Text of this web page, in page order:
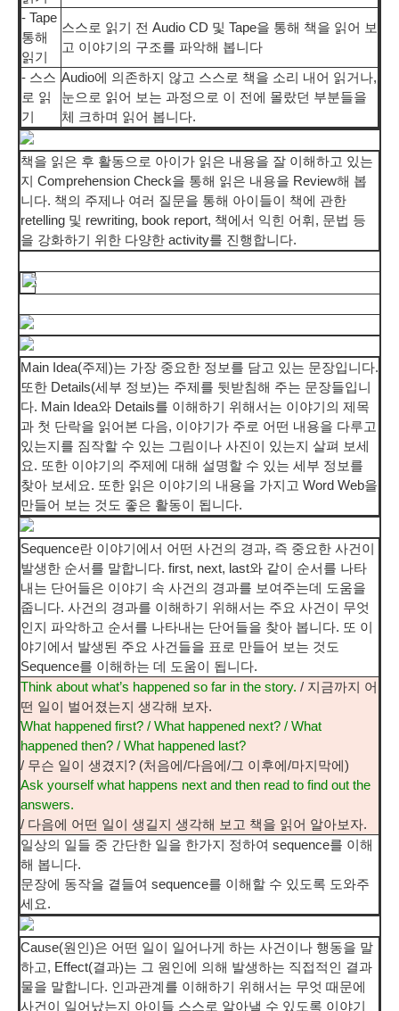
- Tape
통해
읽기
스스로 읽기 전 Audio CD 및 Tape을 통해 책을 읽어 보
고 이야기의 구조를 파악해 봅니다
- 스스
로 읽
기
Audio에 의존하지 않고 스스로 책을 소리 내어 읽거나,
눈으로 읽어 보는 과정으로 이 전에 몰랐던 부분들을
체 크하며 읽어 봅니다.
책을 읽은 후 활동으로 아이가 읽은 내용을 잘 이해하고 있는
지 Comprehension Check을 통해 읽은 내용을 Review해 봅
니다. 책의 주제나 여러 질문을 통해 아이들이 책에 관한
retelling 및 rewriting, book report, 책에서 익힌 어휘, 문법 등
을 강화하기 위한 다양한 activity를 진행합니다.
Main Idea(주제)는 가장 중요한 정보를 담고 있는 문장입니다.
또한 Details(세부 정보)는 주제를 뒷받침해 주는 문장들입니
다. Main Idea와 Details를 이해하기 위해서는 이야기의 제목
과 첫 단락을 읽어본 다음, 이야기가 주로 어떤 내용을 다루고
있는지를 짐작할 수 있는 그림이나 사진이 있는지 살펴 보세
요. 또한 이야기의 주제에 대해 설명할 수 있는 세부 정보를
찾아 보세요. 또한 읽은 이야기의 내용을 가지고 Word Web을
만들어 보는 것도 좋은 활동이 됩니다.
Sequence란 이야기에서 어떤 사건의 경과, 즉 중요한 사건이
발생한 순서를 말합니다. first, next, last와 같이 순서를 나타
내는 단어들은 이야기 속 사건의 경과를 보여주는데 도움을
줍니다. 사건의 경과를 이해하기 위해서는 주요 사건이 무엇
인지 파악하고 순서를 나타내는 단어들을 찾아 봅니다. 또 이
야기에서 발생된 주요 사건들을 표로 만들어 보는 것도
Sequence를 이해하는 데 도움이 됩니다.
Think about what’s happened so far in the story. / 지금까지 어
떤 일이 벌어졌는지 생각해 보자.
What happened first? / What happened next? / What
happened then? / What happened last?
/ 무슨 일이 생겼지? (처음에/다음에/그 이후에/마지막에)
Ask yourself what happens next and then read to find out the
answers.
/ 다음에 어떤 일이 생길지 생각해 보고 책을 읽어 알아보자.
일상의 일들 중 간단한 일을 한가지 정하여 sequence를 이해
해 봅니다.
문장에 동작을 곁들여 sequence를 이해할 수 있도록 도와주
세요.
Cause(원인)은 어떤 일이 일어나게 하는 사건이나 행동을 말
하고, Effect(결과)는 그 원인에 의해 발생하는 직접적인 결과
물을 말합니다. 인과관계를 이해하기 위해서는 무엇 때문에
사건이 일어났는지 아이들 스스로 알아낼 수 있도록 이야기